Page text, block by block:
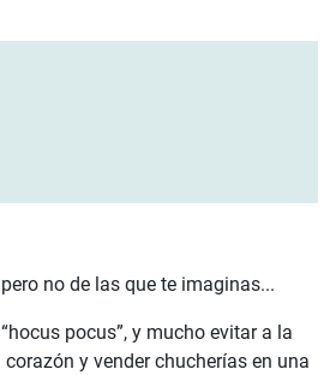
no de las que te imaginas...
pocus”, y mucho evitar a la
y vender chucherías en una